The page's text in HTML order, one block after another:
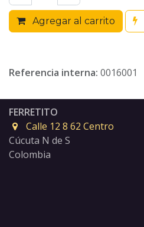
Agregar al carrito
Referencia interna: 0016001
FERRETITO
Calle 12 8 62 Centro
Cúcuta N de S
Colombia